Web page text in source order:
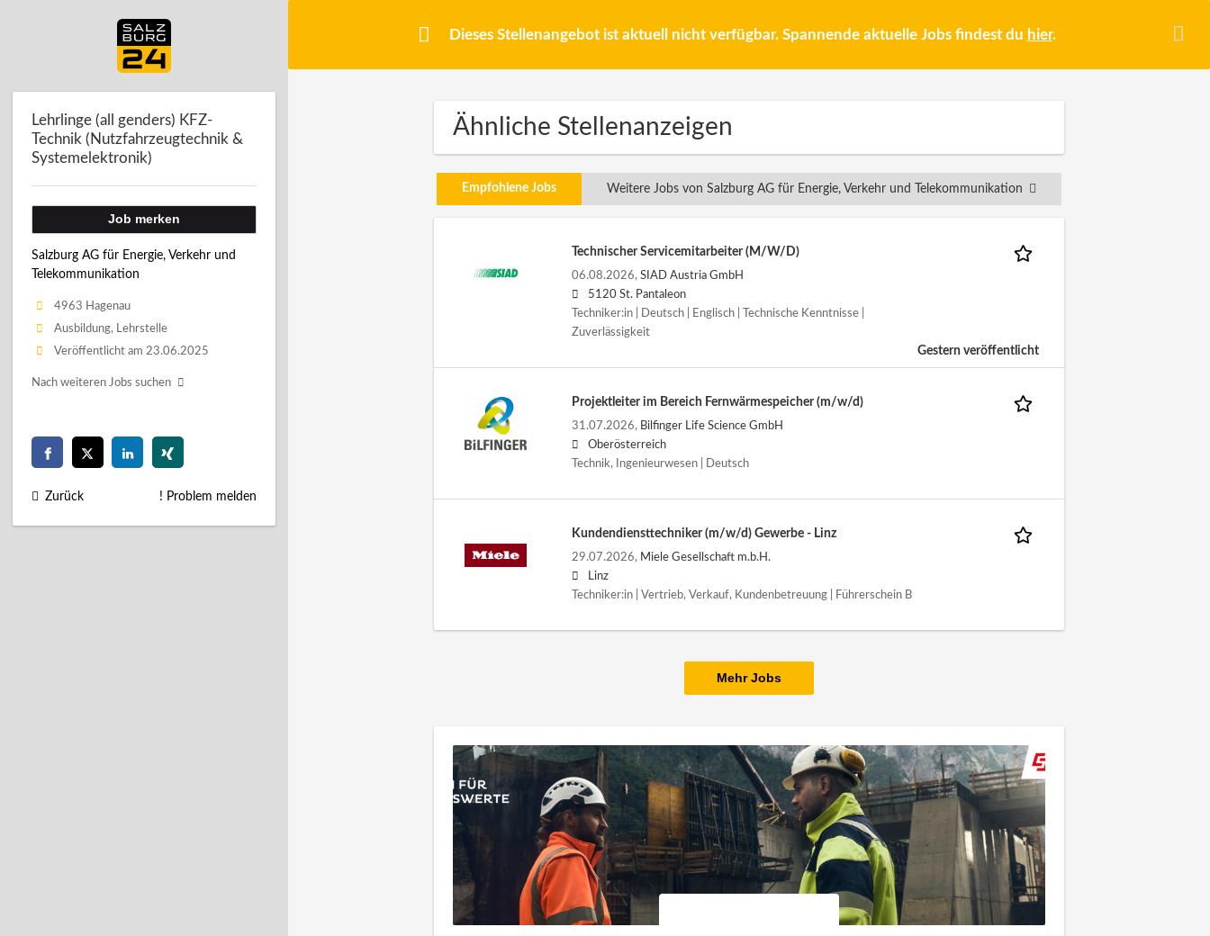
Dieses Stellenangebot ist aktuell nicht verfügbar. Spannende aktuelle Jobs findest du hier.
Ähnliche Stellenanzeigen
Empfohlene Jobs Weitere Jobs von Salzburg AG für Energie, Verkehr und Telekommunikation
Technischer Servicemitarbeiter (M/W/D)
06.08.2026, SIAD Austria GmbH
5120 St. Pantaleon
Techniker:in | Deutsch | Englisch | Technische Kenntnisse |
Zuverlässigkeit
Gestern veröffentlicht
Projektleiter im Bereich Fernwärmespeicher (m/w/d)
31.07.2026, Bilfinger Life Science GmbH
Oberösterreich
Technik, Ingenieurwesen | Deutsch
Kundendiensttechniker (m/w/d) Gewerbe - Linz
29.07.2026, Miele Gesellschaft m.b.H.
Linz
Techniker:in | Vertrieb, Verkauf, Kundenbetreuung | Führerschein B
Mehr Jobs
Lehrlinge (all genders) KFZ-
Technik (Nutzfahrzeugtechnik &
Systemelektronik)
Job merken
Salzburg AG für Energie, Verkehr und
Telekommunikation
4963 Hagenau
Ausbildung, Lehrstelle
Veröffentlicht am 23.06.2025
Nach weiteren Jobs suchen
Zurück ! Problem melden